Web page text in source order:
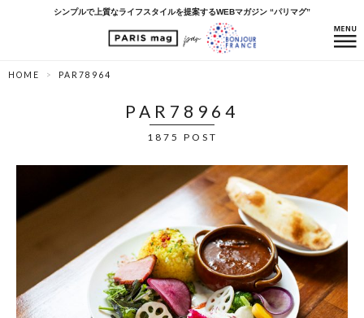
シンプルで上質なライフスタイルを提案するWEBマガジン “パリマグ”
HOME PAR78964
PAR78964
1875 POST